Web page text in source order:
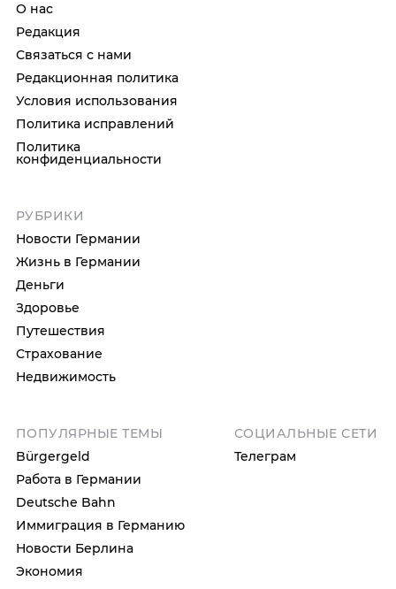
О нас
Редакция
Связаться с нами
Редакционная политика
Условия использования
Политика исправлений
Политика
конфиденциальности
РУБРИКИ
Новости Германии
Жизнь в Германии
Деньги
Здоровье
Путешествия
Страхование
Недвижимость
ПОПУЛЯРНЫЕ ТЕМЫ
Bürgergeld
Работа в Германии
Deutsche Bahn
Иммиграция в Германию
Новости Берлина
Экономия
СОЦИАЛЬНЫЕ СЕТИ
Телеграм